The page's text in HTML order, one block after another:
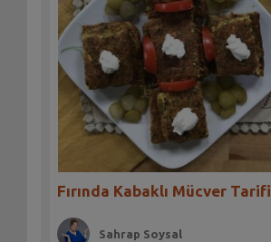
Fırında Kabaklı Mücver Tarifi
Sahrap Soysal